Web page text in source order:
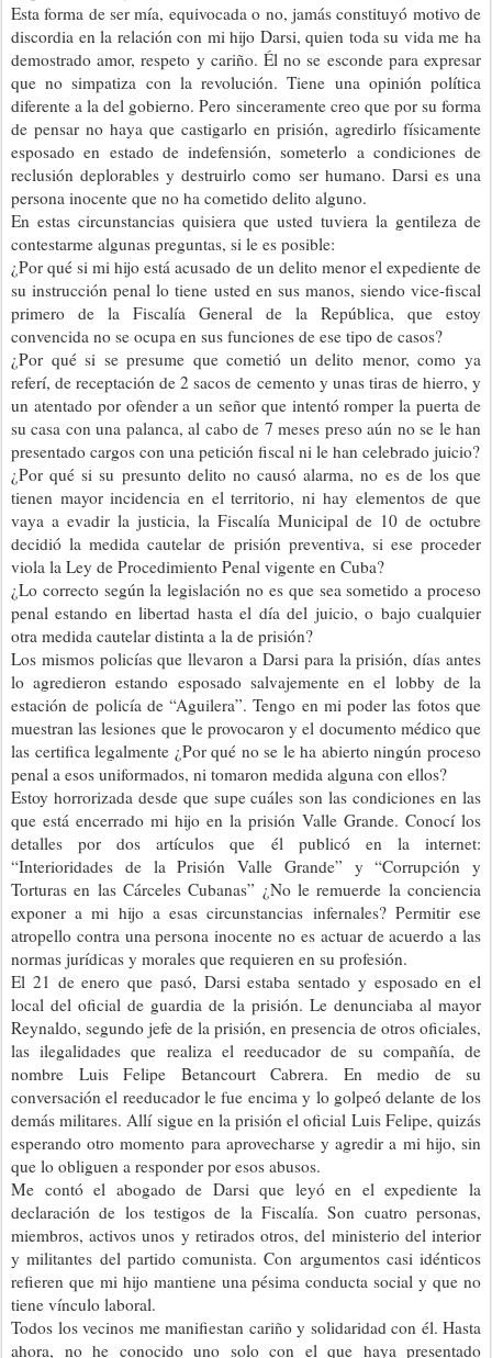
Esta forma de ser mía, equivocada o no, jamás constituyó motivo de
discordia en la relación con mi hijo Darsi, quien toda su vida me ha
demostrado amor, respeto y cariño. Él no se esconde para expresar
que no simpatiza con la revolución. Tiene una opinión política
diferente a la del gobierno. Pero sinceramente creo que por su forma
de pensar no haya que castigarlo en prisión, agredirlo físicamente
esposado en estado de indefensión, someterlo a condiciones de
reclusión deplorables y destruirlo como ser humano. Darsi es una
persona inocente que no ha cometido delito alguno.
En estas circunstancias quisiera que usted tuviera la gentileza de
contestarme algunas preguntas, si le es posible:
¿Por qué si mi hijo está acusado de un delito menor el expediente de
su instrucción penal lo tiene usted en sus manos, siendo vice-fiscal
primero de la Fiscalía General de la República, que estoy
convencida no se ocupa en sus funciones de ese tipo de casos?
¿Por qué si se presume que cometió un delito menor, como ya
referí, de receptación de 2 sacos de cemento y unas tiras de hierro, y
un atentado por ofender a un señor que intentó romper la puerta de
su casa con una palanca, al cabo de 7 meses preso aún no se le han
presentado cargos con una petición fiscal ni le han celebrado juicio?
¿Por qué si su presunto delito no causó alarma, no es de los que
tienen mayor incidencia en el territorio, ni hay elementos de que
vaya a evadir la justicia, la Fiscalía Municipal de 10 de octubre
decidió la medida cautelar de prisión preventiva, si ese proceder
viola la Ley de Procedimiento Penal vigente en Cuba?
¿Lo correcto según la legislación no es que sea sometido a proceso
penal estando en libertad hasta el día del juicio, o bajo cualquier
otra medida cautelar distinta a la de prisión?
Los mismos policías que llevaron a Darsi para la prisión, días antes
lo agredieron estando esposado salvajemente en el lobby de la
estación de policía de “Aguilera”. Tengo en mi poder las fotos que
muestran las lesiones que le provocaron y el documento médico que
las certifica legalmente ¿Por qué no se le ha abierto ningún proceso
penal a esos uniformados, ni tomaron medida alguna con ellos?
Estoy horrorizada desde que supe cuáles son las condiciones en las
que está encerrado mi hijo en la prisión Valle Grande. Conocí los
detalles por dos artículos que él publicó en la internet:
“Interioridades de la Prisión Valle Grande” y “Corrupción y
Torturas en las Cárceles Cubanas” ¿No le remuerde la conciencia
exponer a mi hijo a esas circunstancias infernales? Permitir ese
atropello contra una persona inocente no es actuar de acuerdo a las
normas jurídicas y morales que requieren en su profesión.
El 21 de enero que pasó, Darsi estaba sentado y esposado en el
local del oficial de guardia de la prisión. Le denunciaba al mayor
Reynaldo, segundo jefe de la prisión, en presencia de otros oficiales,
las ilegalidades que realiza el reeducador de su compañía, de
nombre Luis Felipe Betancourt Cabrera. En medio de su
conversación el reeducador le fue encima y lo golpeó delante de los
demás militares. Allí sigue en la prisión el oficial Luis Felipe, quizás
esperando otro momento para aprovecharse y agredir a mi hijo, sin
que lo obliguen a responder por esos abusos.
Me contó el abogado de Darsi que leyó en el expediente la
declaración de los testigos de la Fiscalía. Son cuatro personas,
miembros, activos unos y retirados otros, del ministerio del interior
y militantes del partido comunista. Con argumentos casi idénticos
refieren que mi hijo mantiene una pésima conducta social y que no
tiene vínculo laboral.
Todos los vecinos me manifiestan cariño y solidaridad con él. Hasta
ahora, no he conocido uno solo con el que haya presentado